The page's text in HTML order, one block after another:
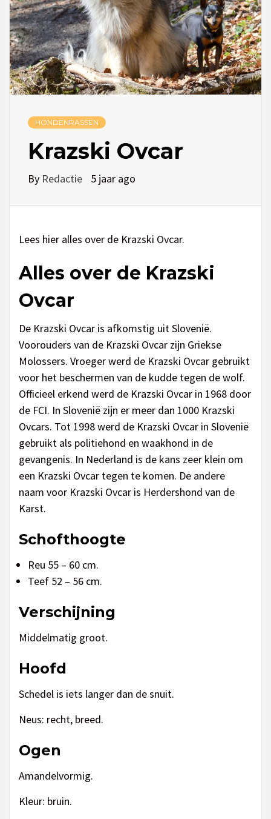
HONDENRASSEN
Krazski Ovcar
By Redactie 5 jaar ago
Lees hier alles over de Krazski Ovcar.
Alles over de Krazski
Ovcar
De Krazski Ovcar is afkomstig uit Slovenië.
Voorouders van de Krazski Ovcar zijn Griekse
Molossers. Vroeger werd de Krazski Ovcar gebruikt
voor het beschermen van de kudde tegen de wolf.
Officieel erkend werd de Krazski Ovcar in 1968 door
de FCI. In Slovenië zijn er meer dan 1000 Krazski
Ovcars. Tot 1998 werd de Krazski Ovcar in Slovenië
gebruikt als politiehond en waakhond in de
gevangenis. In Nederland is de kans zeer klein om
een Krazski Ovcar tegen te komen. De andere
naam voor Krazski Ovcar is Herdershond van de
Karst.
Schofthoogte
Reu 55 – 60 cm.
Teef 52 – 56 cm.
Verschijning
Middelmatig groot.
Hoofd
Schedel is iets langer dan de snuit.
Neus: recht, breed.
Ogen
Amandelvormig.
Kleur: bruin.